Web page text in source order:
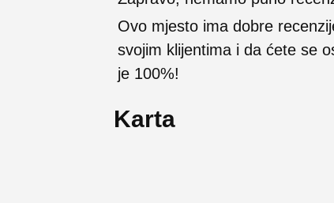
Ovo mjesto ima dobre
svojim klijentima i da ćete se
je 100%!
Karta